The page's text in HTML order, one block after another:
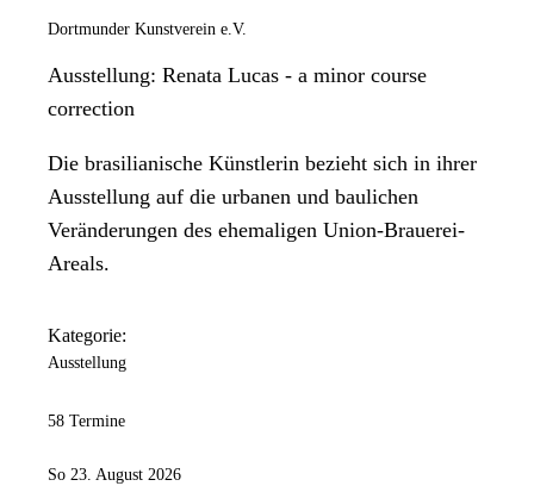
Dortmunder Kunstverein e.V.
Ausstellung: Renata Lucas - a minor course
correction
Die brasilianische Künstlerin bezieht sich in ihrer
Ausstellung auf die urbanen und baulichen
Veränderungen des ehemaligen Union-Brauerei-
Areals.
Kategorie:
Ausstellung
58 Termine
So 23. August 2026